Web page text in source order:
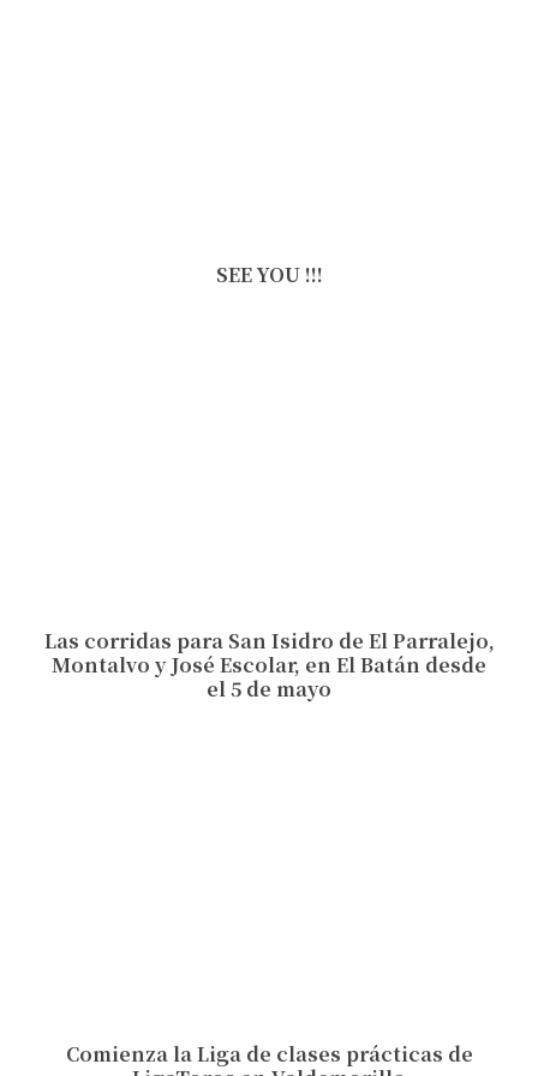
SEE YOU !!!
Las corridas para San Isidro de El Parralejo,
Montalvo y José Escolar, en El Batán desde
el 5 de mayo
Comienza la Liga de clases prácticas de